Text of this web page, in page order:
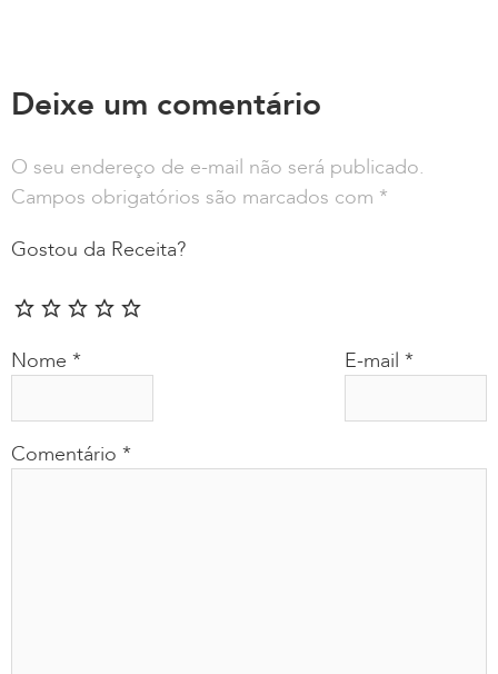
Deixe um comentário
O seu endereço de e-mail não será publicado.
Campos obrigatórios são marcados com *
Gostou da Receita?
Comentário *
Nome * E-mail *